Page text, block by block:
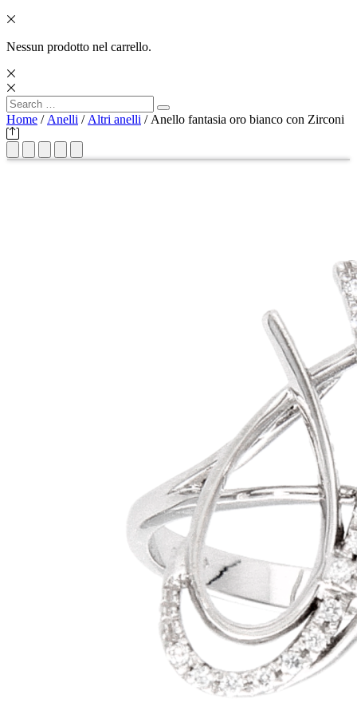
Nessun prodotto nel carrello.
Search
for:
Search
Home / Anelli / Altri anelli / Anello fantasia oro bianco con Zirconi